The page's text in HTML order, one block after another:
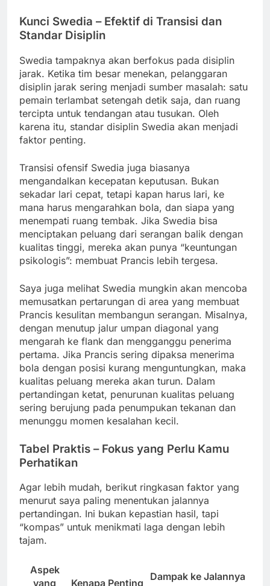
Kunci Swedia – Efektif di Transisi dan
Standar Disiplin
Swedia tampaknya akan berfokus pada disiplin
jarak. Ketika tim besar menekan, pelanggaran
disiplin jarak sering menjadi sumber masalah: satu
pemain terlambat setengah detik saja, dan ruang
tercipta untuk tendangan atau tusukan. Oleh
karena itu, standar disiplin Swedia akan menjadi
faktor penting.
Transisi ofensif Swedia juga biasanya
mengandalkan kecepatan keputusan. Bukan
sekadar lari cepat, tetapi kapan harus lari, ke
mana harus mengarahkan bola, dan siapa yang
menempati ruang tembak. Jika Swedia bisa
menciptakan peluang dari serangan balik dengan
kualitas tinggi, mereka akan punya “keuntungan
psikologis”: membuat Prancis lebih tergesa.
Saya juga melihat Swedia mungkin akan mencoba
memusatkan pertarungan di area yang membuat
Prancis kesulitan membangun serangan. Misalnya,
dengan menutup jalur umpan diagonal yang
mengarah ke flank dan mengganggu penerima
pertama. Jika Prancis sering dipaksa menerima
bola dengan posisi kurang menguntungkan, maka
kualitas peluang mereka akan turun. Dalam
pertandingan ketat, penurunan kualitas peluang
sering berujung pada penumpukan tekanan dan
menunggu momen kesalahan kecil.
Tabel Praktis – Fokus yang Perlu Kamu
Perhatikan
Agar lebih mudah, berikut ringkasan faktor yang
menurut saya paling menentukan jalannya
pertandingan. Ini bukan kepastian hasil, tapi
“kompas” untuk menikmati laga dengan lebih
tajam.
Aspek
yang
Kenapa Penting
Dampak ke Jalannya